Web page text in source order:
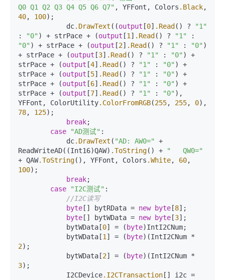
Q0 Q1 Q2 Q3 Q4 Q5 Q6 Q7" , YFFont, Colors .Black
40, 100);
dc.DrawText ((output [0] .Read () ?
"1"
:
"0" ) + strPace + (output [1 ] .Read () ? "1"
"0" ) + strPace + (output [2] .Read () ? "1" : "0" )
+ strPace + (output [3] .Read () ? "1" : "0" ) +
strPace + (output [4] .Read () ? "1" : "0" ) +
strPace + (output [5] .Read () ? "1" : "0" ) +
strPace + (output [6] .Read () ? "1" : "0" ) +
strPace + (output [7] .Read () ? "1" : "0" ),
YFFont, ColorUtility.ColorFromRGB(255, 255, 0
78, 125);
break;
case
"AD测试" :
dc.DrawText ( "AD: AW0="
+
ReadWriteAD((Int16)QAW) .ToString() +
"   QW0="
+ QAW.ToString(), YFFont, Colors .White, 60
100);
break;
case
"I2C测试" :
//I2C读写
byte [] bytRData = new byte [8];
byte [] bytWData = new byte [3];
bytWData[0] = ( byte)IntI2CNum;
bytWData[1 ] = ( byte
2);
bytWData[2] = ( byte
3);
I2CDevice.I2CTransaction